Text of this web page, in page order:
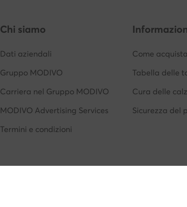
Chi siamo
Dati aziendali
Gruppo MODIVO
Carriera nel Gruppo MODIVO
MODIVO Advertising Services
Termini e condizioni
Come
Tabella delle
Cura delle
Sicurezza del